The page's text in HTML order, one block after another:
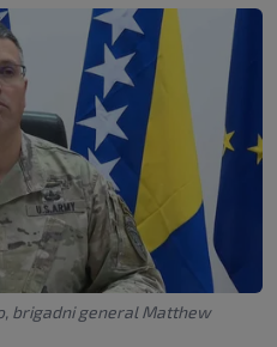
brigadni general Matthew